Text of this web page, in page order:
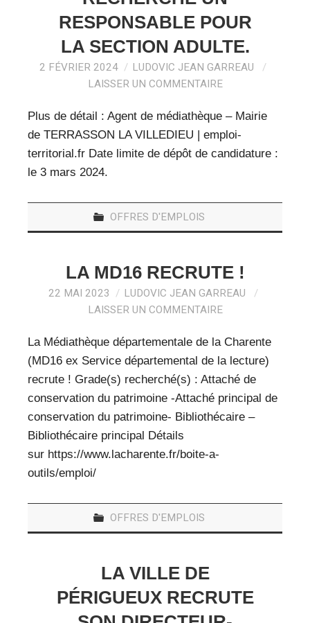
RESPONSABLE POUR
LA SECTION ADULTE.
2 FÉVRIER 2024
LUDOVIC JEAN GARREAU
LAISSER UN COMMENTAIRE
Plus de détail : Agent de médiathèque – Mairie
de TERRASSON LA VILLEDIEU | emploi-
territorial.fr Date limite de dépôt de candidature :
le 3 mars 2024.
OFFRES D'EMPLOIS
LA MD16 RECRUTE !
22 MAI 2023
LUDOVIC JEAN GARREAU
LAISSER UN COMMENTAIRE
La Médiathèque départementale de la Charente
(MD16 ex Service départemental de la lecture)
recrute ! Grade(s) recherché(s) : Attaché de
conservation du patrimoine -Attaché principal de
conservation du patrimoine- Bibliothécaire –
Bibliothécaire principal Détails
sur https://www.lacharente.fr/boite-a-
outils/emploi/
OFFRES D'EMPLOIS
LA VILLE DE
PÉRIGUEUX RECRUTE